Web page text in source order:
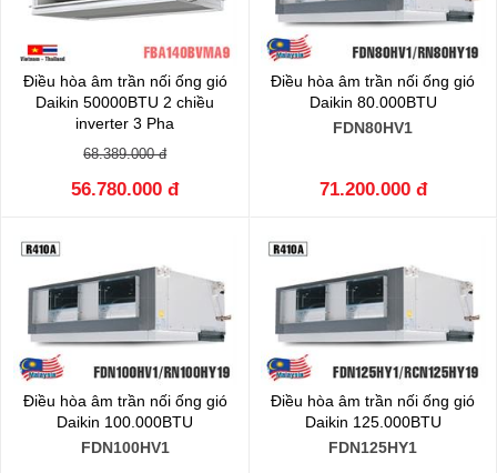
Điều hòa âm trần nối ống gió
Daikin 50000BTU 2 chiều
inverter 3 Pha
FBA140BVMA9/RZA140DY1
68.389.000 đ
56.780.000 đ
Điều hòa âm trần nối ống gió
Daikin 80.000BTU
FDN80HV1
71.200.000 đ
Điều hòa âm trần nối ống gió
Daikin 100.000BTU
FDN100HV1
Điều hòa âm trần nối ống gió
Daikin 125.000BTU
FDN125HY1